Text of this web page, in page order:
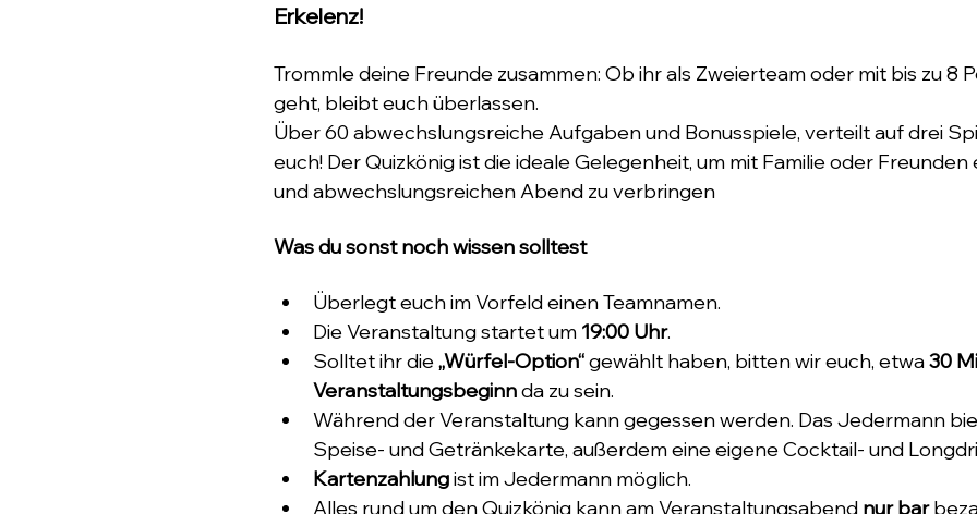
Erkelenz!
Trommle deine Freunde zusammen: Ob ihr als Zweierteam oder mit bis zu 8
geht, bleibt euch überlassen.
Über 60 abwechslungsreiche Aufgaben und Bonusspiele, verteilt auf drei
euch! Der Quizkönig ist die ideale Gelegenheit, um mit Familie oder
und abwechslungsreichen Abend zu verbringen
Was du sonst noch wissen solltest
Überlegt euch im Vorfeld einen Teamnamen.
Die Veranstaltung startet um 19:00 Uhr.
Solltet ihr die „Würfel-Option“ gewählt haben, bitten wir euch, etwa 30
Veranstaltungsbeginn da zu sein.
Während der Veranstaltung kann gegessen werden. Das Jedermann
Speise- und Getränkekarte, außerdem eine eigene Cocktail- und
Kartenzahlung ist im Jedermann möglich.
Alles rund um den Quizkönig kann am Veranstaltungsabend nur bar